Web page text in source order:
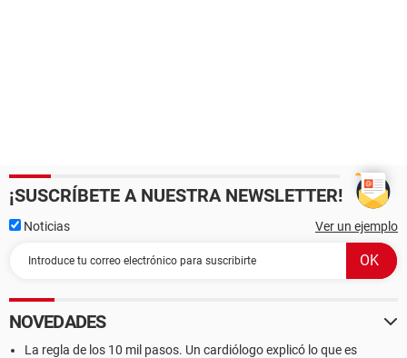
¡SUSCRÍBETE A NUESTRA NEWSLETTER!
Noticias Ver un ejemplo
NOVEDADES
La regla de los 10 mil pasos. Un cardiólogo explicó lo que es